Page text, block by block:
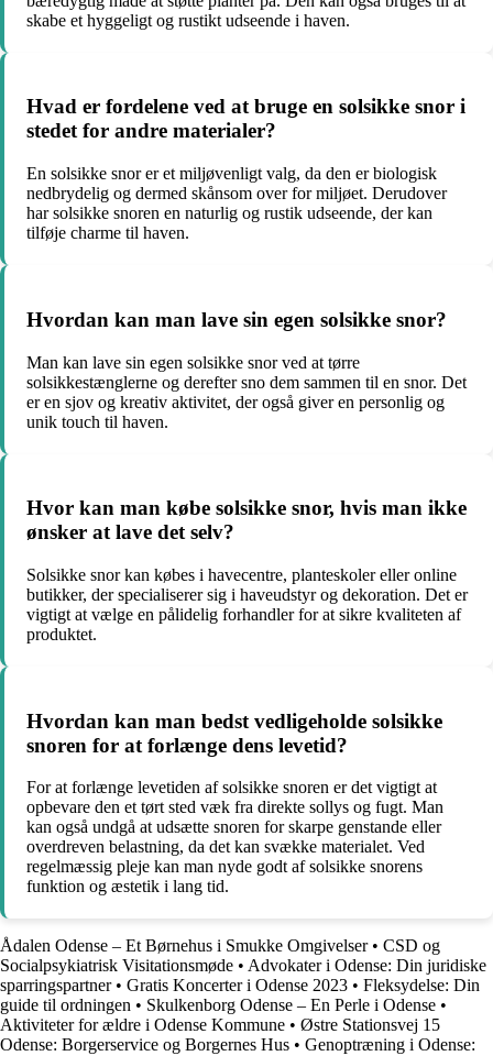
skabe et hyggeligt og rustikt udseende i haven.
Hvad er fordelene ved at bruge en solsikke snor i
stedet for andre materialer?
En solsikke snor er et miljøvenligt valg, da den er biologisk
nedbrydelig og dermed skånsom over for miljøet. Derudover
har solsikke snoren en naturlig og rustik udseende, der kan
tilføje charme til haven.
Hvordan kan man lave sin egen solsikke snor?
Man kan lave sin egen solsikke snor ved at tørre
solsikkestænglerne og derefter sno dem sammen til en snor. Det
er en sjov og kreativ aktivitet, der også giver en personlig og
unik touch til haven.
Hvor kan man købe solsikke snor, hvis man ikke
ønsker at lave det selv?
Solsikke snor kan købes i havecentre, planteskoler eller online
butikker, der specialiserer sig i haveudstyr og dekoration. Det er
vigtigt at vælge en pålidelig forhandler for at sikre kvaliteten af
produktet.
Hvordan kan man bedst vedligeholde solsikke
snoren for at forlænge dens levetid?
For at forlænge levetiden af solsikke snoren er det vigtigt at
opbevare den et tørt sted væk fra direkte sollys og fugt. Man
kan også undgå at udsætte snoren for skarpe genstande eller
overdreven belastning, da det kan svække materialet. Ved
regelmæssig pleje kan man nyde godt af solsikke snorens
funktion og æstetik i lang tid.
Ådalen Odense – Et Børnehus i Smukke Omgivelser• CSD og
Socialpsykiatrisk Visitationsmøde • Advokater i Odense: Din juridiske
sparringspartner• Gratis Koncerter i Odense 2023 • Fleksydelse: Din
guide til ordningen • Skulkenborg Odense – En Perle i Odense •
Aktiviteter for ældre i Odense Kommune • Østre Stationsvej 15
Odense: Borgerservice og Borgernes Hus • Genoptræning i Odense: